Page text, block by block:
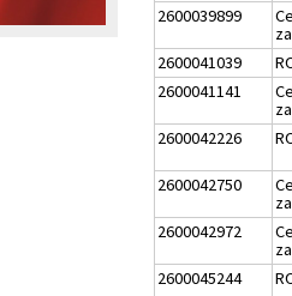
2600039899
2600041039
2600041141
2600042226
2600042750
2600042972
2600045244